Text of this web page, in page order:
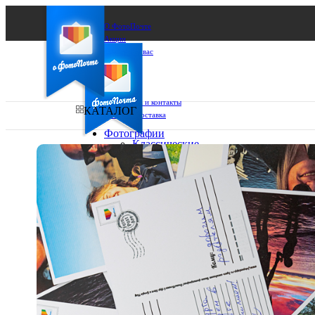
О ФотоПочте
Акции
Сделаем за вас
Бизнесу
FAQ
Франшиза
Поддержка и контакты
Оплата и доставка
Ваш город:
Ваш регион доставки
Выберите из списка:
КАТАЛОГ
Фотографии
Классические
фото
10х10
10х15
Фото